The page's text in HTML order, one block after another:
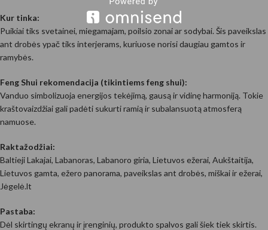
Kur tinka:
Puikiai tiks svetainei, miegamajam, poilsio zonai ar sodybai. Šis paveikslas
ant drobės ypač tiks interjerams, kuriuose norisi daugiau gamtos ir
ramybės.
Feng Shui rekomendacija (tikintiems feng shui):
Vanduo simbolizuoja energijos tekėjimą, gausą ir vidinę harmoniją. Tokie
kraštovaizdžiai gali padėti sukurti ramią ir subalansuotą atmosferą
namuose.
Raktažodžiai:
Baltieji Lakajai, Labanoras, Labanoro giria, Lietuvos ežerai, Aukštaitija,
Lietuvos gamta, ežero panorama, paveikslas ant drobės, miškai ir ežerai,
Jėgelė.lt
Pastaba:
Dėl skirtingų ekranų ir įrenginių, produkto spalvos gali šiek tiek skirtis.